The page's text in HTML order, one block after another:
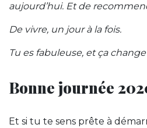
aujourd’hui. Et de
De vivre, un jour à la fois.
Tu es fabuleuse, et ça
Bonne journée
Et si tu te sens prête à